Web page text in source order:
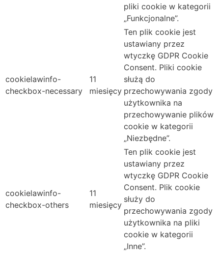
pliki cookie w kategorii
„Funkcjonalne”.
cookielawinfo-
checkbox-necessary
11
miesięcy
Ten plik cookie jest
ustawiany przez
wtyczkę GDPR Cookie
Consent. Pliki cookie
służą do
przechowywania zgody
użytkownika na
przechowywanie plików
cookie w kategorii
„Niezbędne”.
cookielawinfo-
checkbox-others
11
miesięcy
Ten plik cookie jest
ustawiany przez
wtyczkę GDPR Cookie
Consent. Plik cookie
służy do
przechowywania zgody
użytkownika na pliki
cookie w kategorii
„Inne”.